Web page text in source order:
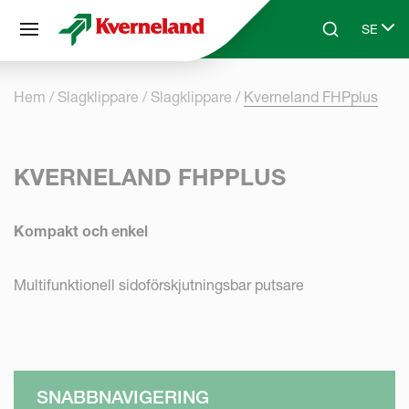
Skip to main contentSearchSE
Select
Hem Slagklippare Slagklippare Kverneland FHPplus
KVERNELAND FHPPLUS
Kompakt och enkel
Multifunktionell sidoförskjutningsbar putsare
SNABBNAVIGERING
Cookie- hanteringspanel